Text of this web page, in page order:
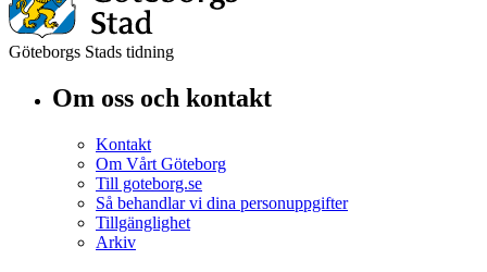
Göteborgs Stads tidning
Om oss och kontakt
Kontakt
Om Vårt Göteborg
Till goteborg.se
Så behandlar vi dina personuppgifter
Tillgänglighet
Arkiv